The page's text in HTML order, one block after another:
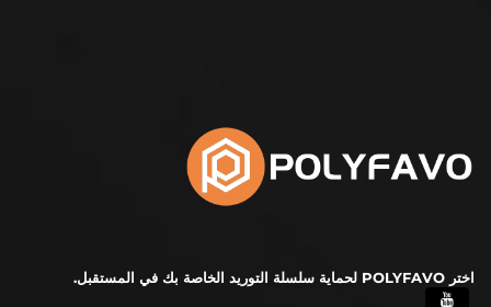
اختر POLYFAVO لحماية سلسلة التوريد الخاصة بك في المستقبل.